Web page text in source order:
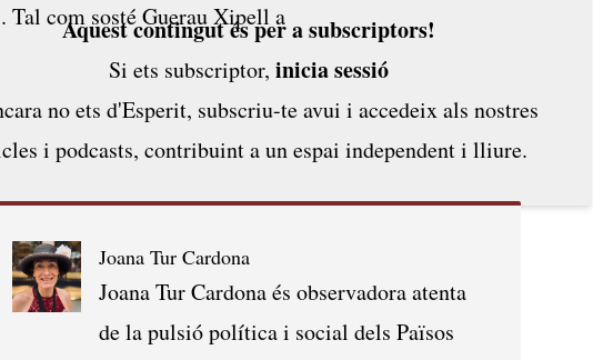
Tal com sosté Guerau Xipell a
Aquest contingut és per a subscriptors!
Si ets subscriptor, inicia sessió
no ets d'Esperit, subscriu-te avui i accedeix als nostres
i podcasts, contribuint a un espai independent i lliure.
Joana Tur Cardona
Joana Tur Cardona és observadora atenta
de la pulsió política i social dels Països